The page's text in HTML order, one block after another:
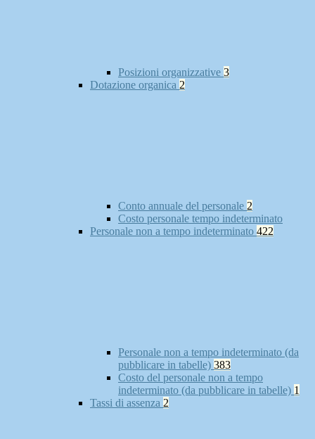
Posizioni organizzative 3
Dotazione organica 2
Conto annuale del personale 2
Costo personale tempo indeterminato
Personale non a tempo indeterminato 422
Personale non a tempo indeterminato (da
pubblicare in tabelle) 383
Costo del personale non a tempo
indeterminato (da pubblicare in tabelle) 1
Tassi di assenza 2